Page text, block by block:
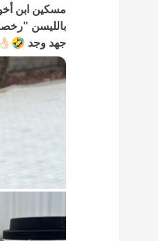
مسكين ابن
جهد وجد